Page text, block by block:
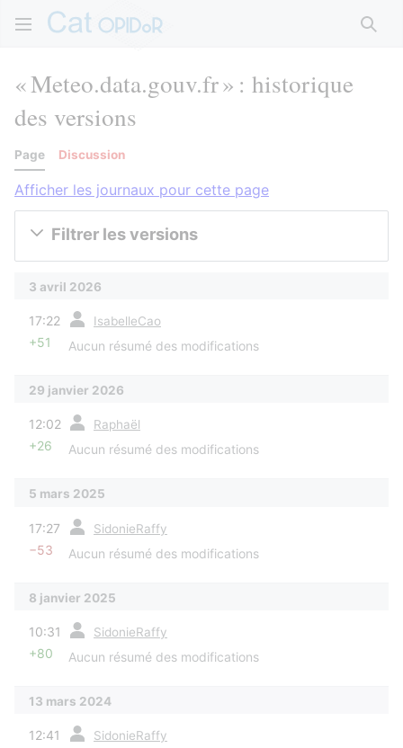
« Meteo.data.gouv.fr » : historique
des versions
Page Discussion
Afficher les journaux pour cette page
Filtrer les versions
3 avril 2026
17:22 IsabelleCao
+51 Aucun résumé des modifications
29 janvier 2026
12:02 Raphaël
+26 Aucun résumé des modifications
5 mars 2025
17:27 SidonieRaffy
−53 Aucun résumé des modifications
8 janvier 2025
10:31 SidonieRaffy
+80 Aucun résumé des modifications
13 mars 2024
12:41 SidonieRaffy